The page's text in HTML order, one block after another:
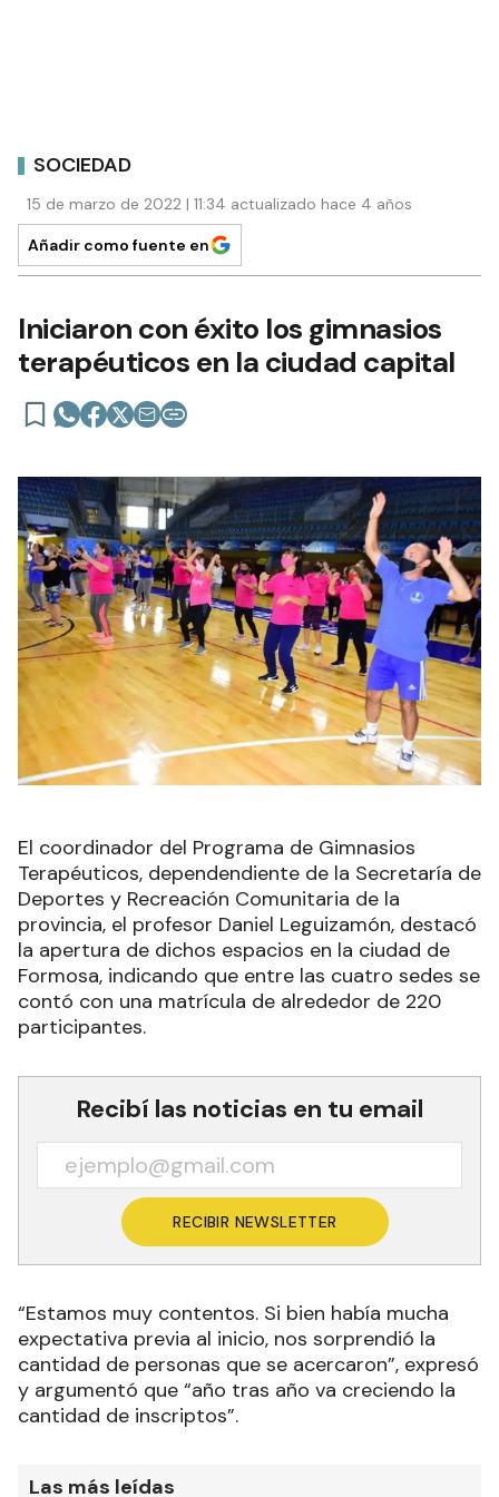
SOCIEDAD
15 de marzo de 2022 | 11:34 actualizado hace 4 años
Añadir como fuente en
Iniciaron con éxito los gimnasios
terapéuticos en la ciudad capital
El coordinador del Programa de Gimnasios
Terapéuticos, dependendiente de la Secretaría de
Deportes y Recreación Comunitaria de la
provincia, el profesor Daniel Leguizamón, destacó
la apertura de dichos espacios en la ciudad de
Formosa, indicando que entre las cuatro sedes se
contó con una matrícula de alrededor de 220
participantes.
Recibí las noticias en tu email
RECIBIR NEWSLETTER
“Estamos muy contentos. Si bien había mucha
expectativa previa al inicio, nos sorprendió la
cantidad de personas que se acercaron”, expresó
y argumentó que “año tras año va creciendo la
cantidad de inscriptos”.
Las más leídas